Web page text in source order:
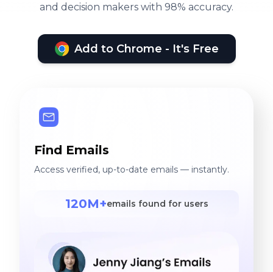
and decision makers with 98% accuracy.
Add to Chrome - It's Free
Find Emails
Access verified, up-to-date emails — instantly.
120M+emails found for users